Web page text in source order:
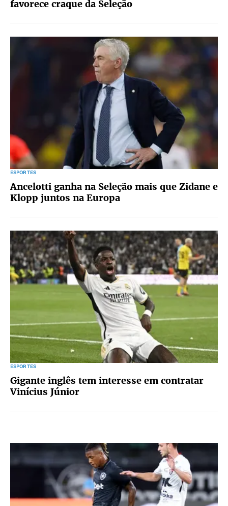
favorece craque da Seleção
ESPORTES
Ancelotti ganha na Seleção mais que Zidane e
Klopp juntos na Europa
ESPORTES
Gigante inglês tem interesse em contratar
Vinícius Júnior